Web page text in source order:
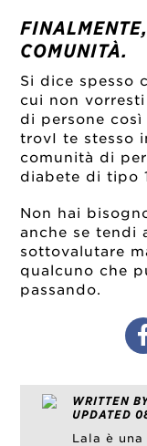
COMUNITÀ.
Si dice spesso
cui non
di persone
trovI te stesso
comunità di
diabete di tipo
Non hai
anche se tendi
sottovalutare
qualcuno che
passando.
WRITTEN
UPDATED
Lala è